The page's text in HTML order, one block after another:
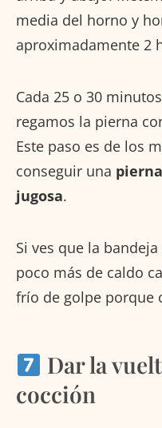
media del horno y
aproximadamente 2
Cada 25 o 30
regamos la pierna
Este paso es de los
conseguir una
jugosa.
Si ves que la
poco más de caldo
frío de golpe porque
Dar la
cocción